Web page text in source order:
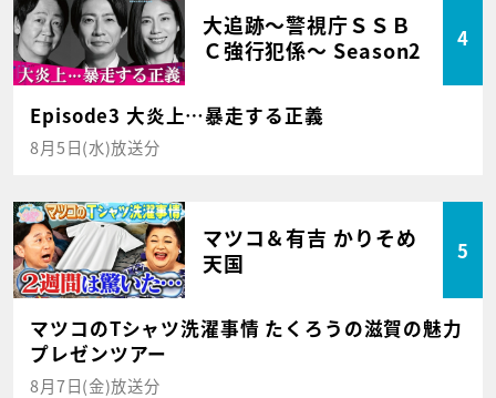
大追跡～警視庁ＳＳＢ
Ｃ強行犯係～ Season2
4
Episode3 大炎上…暴走する正義
8月5日(水)放送分
マツコ＆有吉 かりそめ
天国
5
マツコのTシャツ洗濯事情 たくろうの滋賀の魅力
プレゼンツアー
8月7日(金)放送分